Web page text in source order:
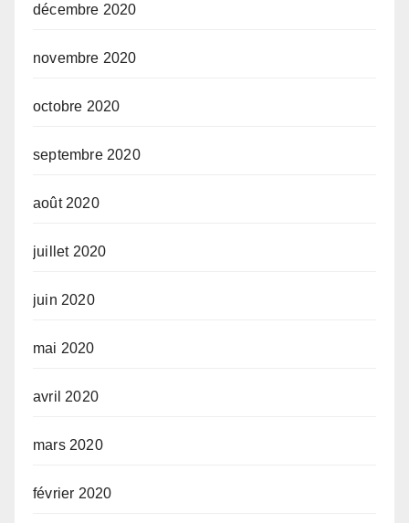
décembre 2020
novembre 2020
octobre 2020
septembre 2020
août 2020
juillet 2020
juin 2020
mai 2020
avril 2020
mars 2020
février 2020